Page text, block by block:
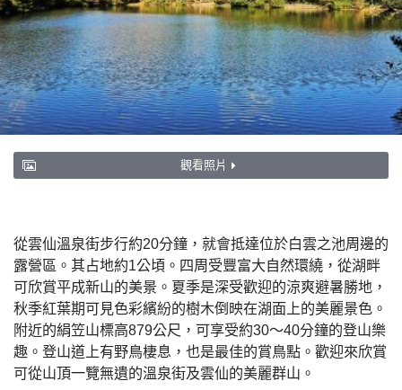
觀看照片
從雲仙溫泉街步行約20分鐘，就會抵達位於白雲之池周邊的
露營區。其占地約1公頃。四周受豐富大自然環繞，從湖畔
可欣賞平成新山的美景。夏季是深受歡迎的涼爽避暑勝地，
秋季紅葉期可見色彩繽紛的樹木倒映在湖面上的美麗景色。
附近的絹笠山標高879公尺，可享受約30～40分鐘的登山樂
趣。登山道上有野鳥棲息，也是最佳的賞鳥點。歡迎來欣賞
可從山頂一覽無遺的溫泉街及雲仙的美麗群山。